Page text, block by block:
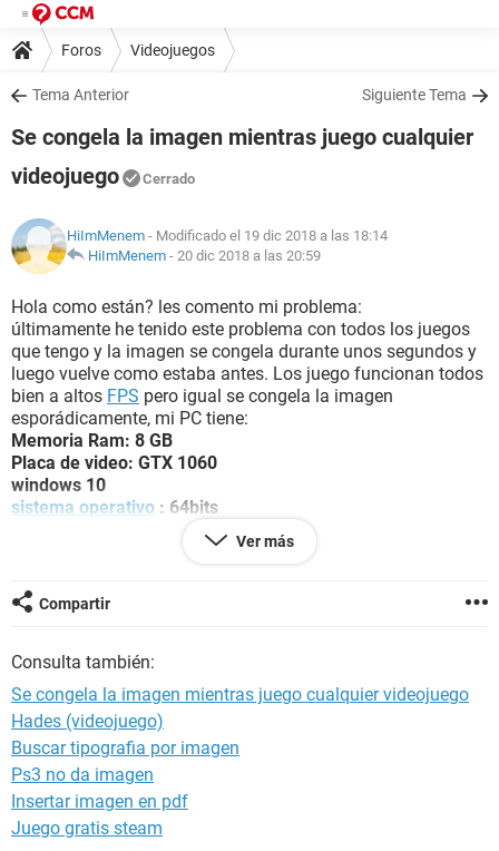
Foros Videojuegos
Tema Anterior Siguiente Tema
Se congela la imagen mientras juego cualquier
videojuego
Cerrado
HiImMenem - Modificado el 19 dic 2018 a las 18:14
HiImMenem - 20 dic 2018 a las 20:59
Hola como están? les comento mi problema:
últimamente he tenido este problema con todos los juegos
que tengo y la imagen se congela durante unos segundos y
luego vuelve como estaba antes. Los juego funcionan todos
bien a altos FPS pero igual se congela la imagen
esporádicamente, mi PC tiene:
Memoria Ram: 8 GB
Placa de video: GTX 1060
windows 10
sistema operativo : 64bits
Ya he intentado con reinstalar los Drivers Y funciono a la
vuelve a suceder.
Ver más
Compartir
Consulta también:
Se congela la imagen mientras juego cualquier videojuego
Hades (videojuego)
Buscar tipografia por imagen
Ps3 no da imagen
Insertar imagen en pdf
Juego gratis steam